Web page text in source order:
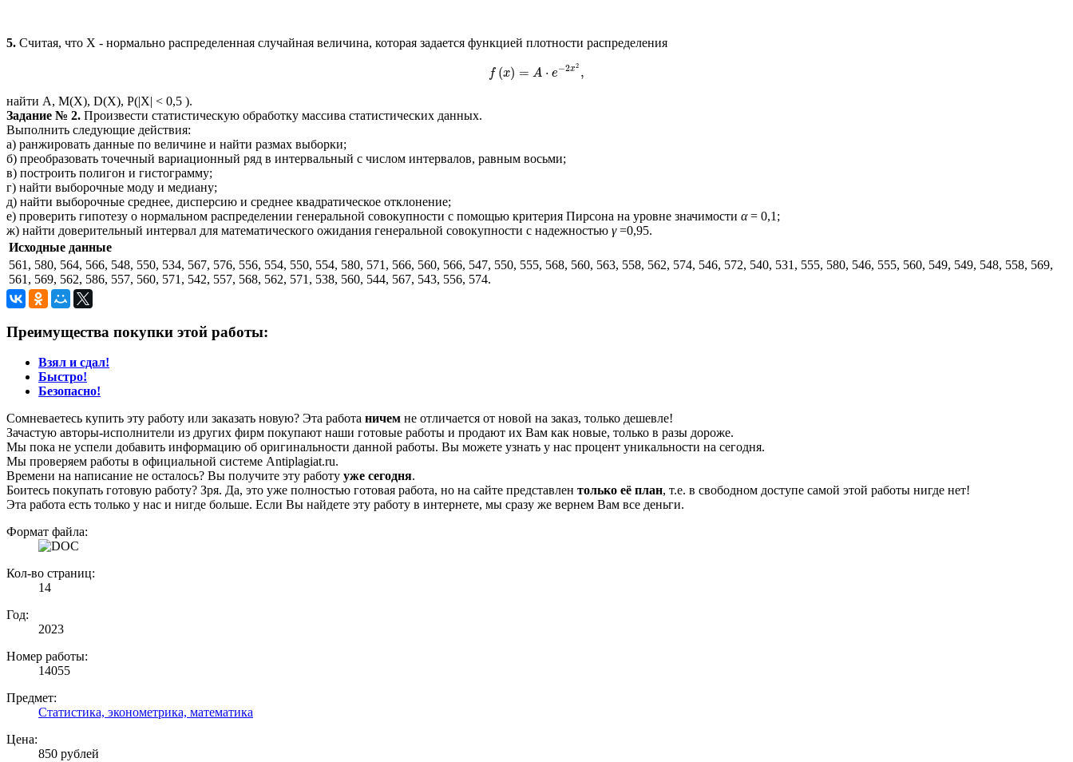
5. Считая, что Х - нормально распределенная случайная величина, которая задается функцией плотности распределения
f (x) = A ⋅ e−2x2 ,
f x e 2,
найти А, М(Х), D(X), P(|X| < 0,5 ).
Задание № 2. Произвести статистическую обработку массива статистических данных.
Выполнить следующие действия:
а) ранжировать данные по величине и найти размах выборки;
б) преобразовать точечный вариационный ряд в интервальный с числом интервалов, равным восьми;
в) построить полигон и гистограмму;
г) найти выборочные моду и медиану;
д) найти выборочные среднее, дисперсию и среднее квадратическое отклонение;
е) проверить гипотезу о нормальном распределении генеральной совокупности с помощью критерия Пирсона на уровне значимости α= 0,1;
ж) найти доверительный интервал для математического ожидания генеральной совокупности с надежностью γ=0,95.
Исходные данные
561, 580, 564, 566, 548, 550, 534, 567, 576, 556, 554, 550, 554, 580, 571, 566, 560, 566, 547, 550, 555, 568, 560, 563, 558, 562, 574, 546, 572, 540, 531, 555, 580, 546, 555, 560, 549, 549, 548, 558, 569,
561, 569, 562, 586, 557, 560, 571, 542, 557, 568, 562, 571, 538, 560, 544, 567, 543, 556, 574.
Преимущества покупки этой работы:
Взял и сдал!
Быстро!
Безопасно!
Сомневаетесь купить эту работу или заказать новую? Эта работа ничем не отличается от новой на заказ, только дешевле!
Зачастую авторы-исполнители из других фирм покупают наши готовые работы и продают их Вам как новые, только в разы дороже.
Мы пока не успели добавить информацию об оригинальности данной работы. Вы можете узнать у нас процент уникальности на сегодня.
Мы проверяем работы в официальной системе Аntiplagiat.ru.
Времени на написание не осталось? Вы получите эту работу уже сегодня.
Боитесь покупать готовую работу? Зря. Да, это уже полностью готовая работа, но на сайте представлен только её план, т.е. в свободном доступе самой этой работы нигде нет!
Эта работа есть только у нас и нигде больше. Если Вы найдете эту работу в интернете, мы сразу же вернем Вам все деньги.
Формат файла:
Кол-во страниц:
14
Год:
2023
Номер работы:
14055
Предмет:
Статистика, эконометрика, математика
Цена:
850 рублей